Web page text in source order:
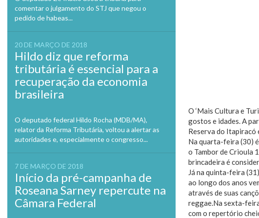
comentar o julgamento do STJ que negou o
pedido de habeas...
20 DE MARÇO DE 2018
Hildo diz que reforma
tributária é essencial para a
recuperação da economia
brasileira
O deputado federal Hildo Rocha (MDB/MA),
relator da Reforma Tributária, voltou a alertar as
autoridades e, especialmente o congresso...
7 DE MARÇO DE 2018
Início da pré-campanha de
Roseana Sarney repercute na
Câmara Federal
O ‘Mais Cultura e
gostos e idades. A
Reserva do Itapiracó
Na quarta-feira (30)
o Tambor de Crioula
brincadeira é
Já na quinta-feira
ao longo dos anos
através de suas
reggae.Na sexta-
com o repertório